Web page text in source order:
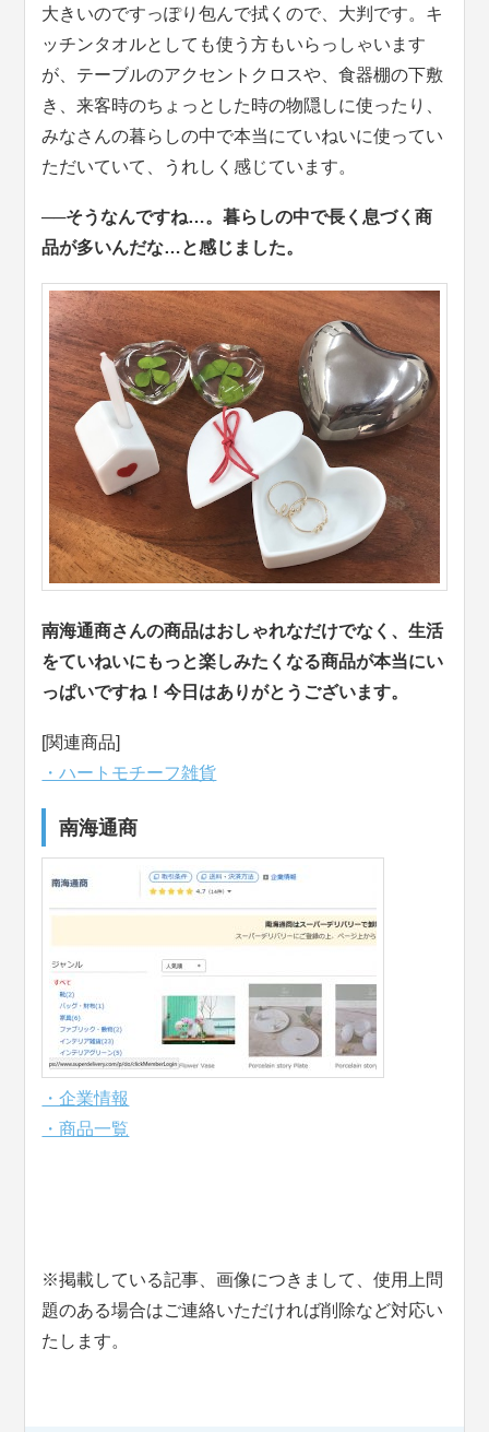
大きいのですっぽり包んで拭くので、大判です。キ
ッチンタオルとしても使う方もいらっしゃいます
が、テーブルのアクセントクロスや、食器棚の下敷
き、来客時のちょっとした時の物隠しに使ったり、
みなさんの暮らしの中で本当にていねいに使ってい
ただいていて、うれしく感じています。
──そうなんですね…。暮らしの中で長く息づく商
品が多いんだな…と感じました。
南海通商さんの商品はおしゃれなだけでなく、生活
をていねいにもっと楽しみたくなる商品が本当にい
っぱいですね！今日はありがとうございます。
[関連商品]
・ハートモチーフ雑貨
南海通商
・企業情報
・商品一覧
※掲載している記事、画像につきまして、使用上問
題のある場合はご連絡いただければ削除など対応い
たします。